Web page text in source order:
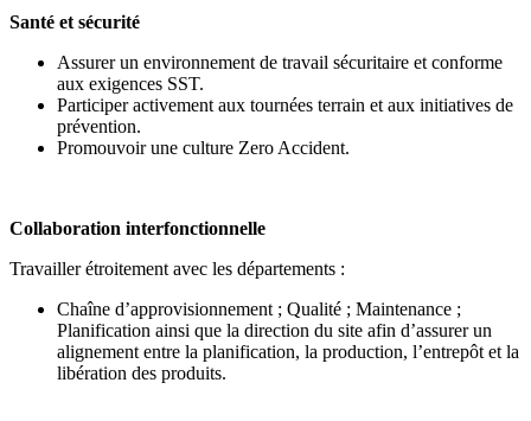
Santé et sécurité
Assurer un environnement de travail sécuritaire et conforme
aux exigences SST.
Participer activement aux tournées terrain et aux initiatives de
prévention.
Promouvoir une culture Zero Accident.
Collaboration interfonctionnelle
Travailler étroitement avec les départements :
Chaîne d’approvisionnement ; Qualité ; Maintenance ;
Planification ainsi que la direction du site afin d’assurer un
alignement entre la planification, la production, l’entrepôt et la
libération des produits.